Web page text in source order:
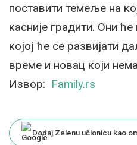
поставити темеље на
касније градити. Они
којој ће се развијати
време и новац који
Извор: Family.rs
Dodaj Zelenu učionicu kao